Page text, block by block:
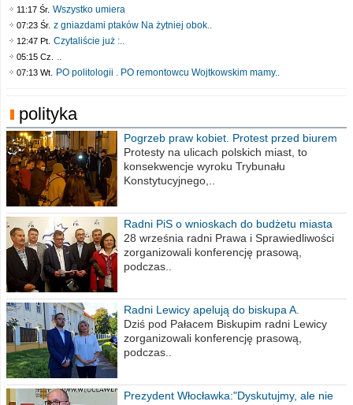
11:17 Śr. Wszystko umiera
07:23 Śr. z gniazdami ptaków Na żytniej obok..
12:47 Pt. Czytaliście już :..
05:15 Cz. ..
07:13 Wt. PO politologii . PO remontowcu Wojtkowskim mamy..
polityka
Pogrzeb praw kobiet. Protest przed biurem
poselskim PiS
Protesty na ulicach polskich miast, to
konsekwencje wyroku Trybunału
Konstytucyjnego,..
Radni PiS o wnioskach do budżetu miasta
na 2021 rok
28 września radni Prawa i Sprawiedliwości
zorganizowali konferencję prasową,
podczas..
Radni Lewicy apelują do biskupa A.
Wiesława Meringa
Dziś pod Pałacem Biskupim radni Lewicy
zorganizowali konferencję prasową,
podczas..
Prezydent Włocławka:"Dyskutujmy, ale nie